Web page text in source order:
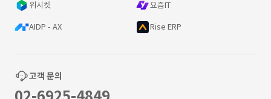
위시켓 요즘IT
AIDP - AX Rise ERP
고객 문의